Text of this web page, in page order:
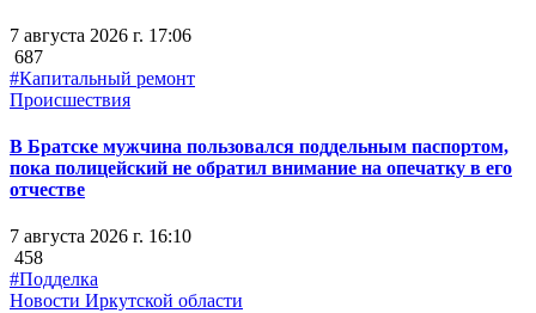
7 августа 2026 г. 17:06
687
#Капитальный ремонт
Происшествия
В Братске мужчина пользовался поддельным паспортом,
пока полицейский не обратил внимание на опечатку в его
отчестве
7 августа 2026 г. 16:10
458
#Подделка
Новости Иркутской области